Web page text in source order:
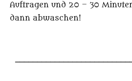
Auftragen und 20 – 30
dann abwaschen!